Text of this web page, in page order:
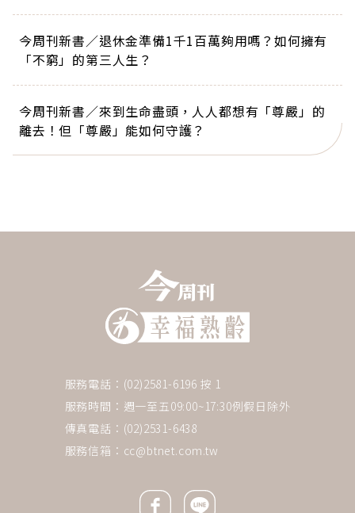
今周刊新書／退休金準備1千1百萬夠用嗎？如何擁有
「不窮」的第三人生？
今周刊新書／來到生命盡頭，人人都想有「尊嚴」的
離去！但「尊嚴」能如何守護？
服務電話：(02)2581-6196 按 1
服務時間：週一至五09:00~17:30例假日除外
傳真電話：(02)2531-6438
服務信箱： cc@btnet.com.tw
Facebook icon
Line icon